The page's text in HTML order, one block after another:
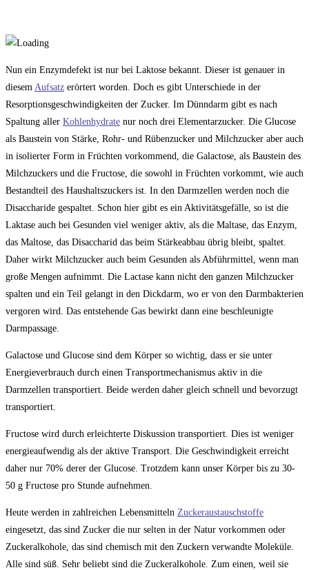
Nun ein Enzymdefekt ist nur bei Laktose bekannt. Dieser ist genauer in
diesem Aufsatz erörtert worden. Doch es gibt Unterschiede in der
Resorptionsgeschwindigkeiten der Zucker. Im Dünndarm gibt es nach
Spaltung aller Kohlenhydrate nur noch drei Elementarzucker. Die Glucose
als Baustein von Stärke, Rohr- und Rübenzucker und Milchzucker aber auch
in isolierter Form in Früchten vorkommend, die Galactose, als Baustein des
Milchzuckers und die Fructose, die sowohl in Früchten vorkommt, wie auch
Bestandteil des Haushaltszuckers ist. In den Darmzellen werden noch die
Disaccharide gespaltet. Schon hier gibt es ein Aktivitätsgefälle, so ist die
Laktase auch bei Gesunden viel weniger aktiv, als die Maltase, das Enzym,
das Maltose, das Disaccharid das beim Stärkeabbau übrig bleibt, spaltet.
Daher wirkt Milchzucker auch beim Gesunden als Abführmittel, wenn man
große Mengen aufnimmt. Die Lactase kann nicht den ganzen Milchzucker
spalten und ein Teil gelangt in den Dickdarm, wo er von den Darmbakterien
vergoren wird. Das entstehende Gas bewirkt dann eine beschleunigte
Darmpassage.
Galactose und Glucose sind dem Körper so wichtig, dass er sie unter
Energieverbrauch durch einen Transportmechanismus aktiv in die
Darmzellen transportiert. Beide werden daher gleich schnell und bevorzugt
transportiert.
Fructose wird durch erleichterte Diskussion transportiert. Dies ist weniger
energieaufwendig als der aktive Transport. Die Geschwindigkeit erreicht
daher nur 70% derer der Glucose. Trotzdem kann unser Körper bis zu 30-
50 g Fructose pro Stunde aufnehmen.
Heute werden in zahlreichen Lebensmitteln Zuckeraustauschstoffe
eingesetzt, das sind Zucker die nur selten in der Natur vorkommen oder
Zuckeralkohole, das sind chemisch mit den Zuckern verwandte Moleküle.
Alle sind süß. Sehr beliebt sind die Zuckeralkohole. Zum einen, weil sie